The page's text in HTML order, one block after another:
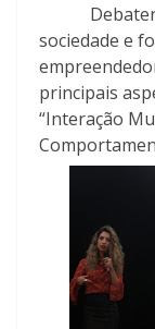
sociedade e
principais
“Interação